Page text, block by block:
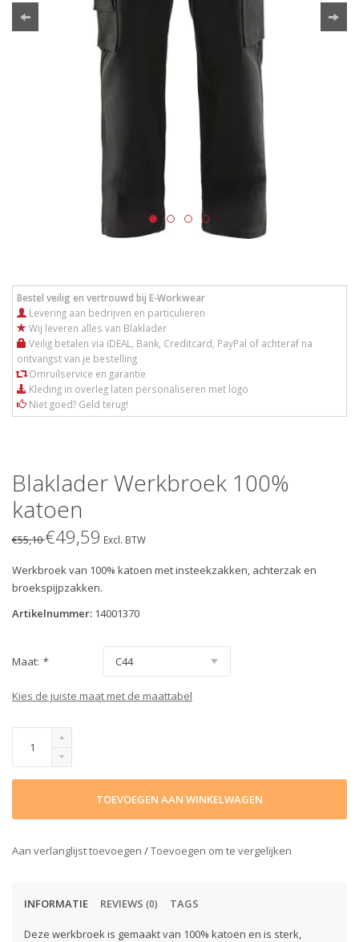
Bestel veilig en vertrouwd bij E-Workwear
Levering aan bedrijven en particulieren
Wij leveren alles van Blaklader
Veilig betalen via iDEAL, Bank, Creditcard, PayPal of achteraf na
ontvangst van je bestelling
Omruilservice en garantie
Kleding in overleg laten personaliseren met logo
Niet goed? Geld terug!
Blaklader Werkbroek 100%
katoen
€55,10€49,59 Excl. BTW
Werkbroek van 100% katoen met insteekzakken, achterzak en
broekspijpzakken.
Artikelnummer: 14001370
Maat: *
Kies de juiste maat met de maattabel
TOEVOEGEN AAN WINKELWAGEN
Aan verlanglijst toevoegen /Toevoegen om te vergelijken
INFORMATIE REVIEWS (0) TAGS
Deze werkbroek is gemaakt van 100% katoen en is sterk,